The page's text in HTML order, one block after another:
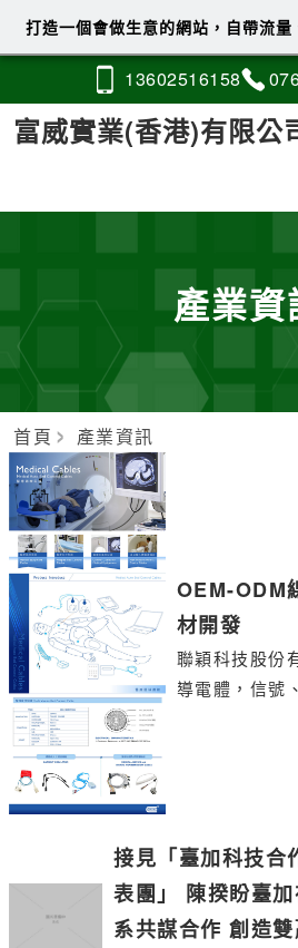
13602516158
富威實業(香港)有限公
產業資
首頁 產業資訊
OEM-ODM
材開發
聯穎科技股份
導電體，信號
接見「臺加科技合
表團」 陳揆盼臺
系共謀合作 創造
打造一個會做生意的網站，自帶流量